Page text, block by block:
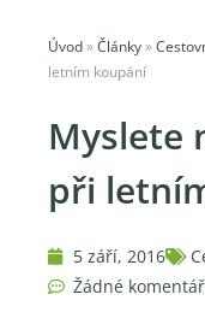
Úvod » Články »
letním koupání
Myslete
při
5 září, 2016
Žádné